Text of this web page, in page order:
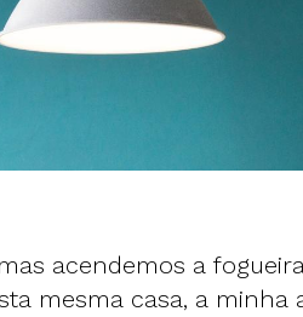
acendemos a
mesma casa, a minha